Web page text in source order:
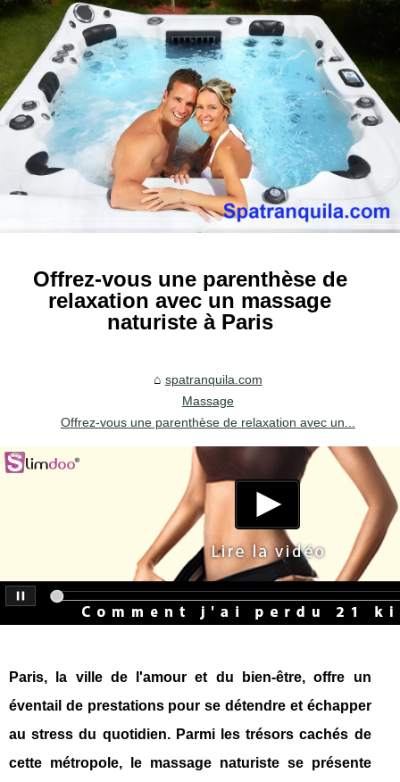
Offrez-vous une parenthèse de
relaxation avec un massage
naturiste à Paris
spatranquila.com
Massage
Offrez-vous une parenthèse de relaxation avec un...
Paris, la ville de l'amour et du bien-être, offre un
éventail de prestations pour se détendre et échapper
au stress du quotidien. Parmi les trésors cachés de
cette métropole, le massage naturiste se présente